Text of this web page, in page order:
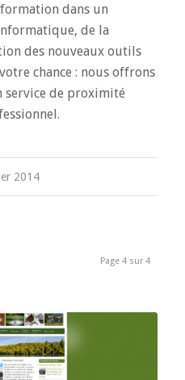
dans un
de la
des nouveaux outils
chance : nous offrons
service de proximité
2014
Page 4 sur 4